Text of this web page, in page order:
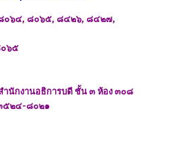
๐๖๔, ๘๐๖๕, ๘๔๒๖, ๘๔๒๗,
๖๕
ำนักงานอธิการบดี ชั้น ๓ ห้อง ๓๐๘
๕๒๔-๘๐๒๑